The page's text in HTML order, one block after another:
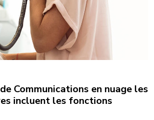
Communications en nuage les
incluent les fonctions